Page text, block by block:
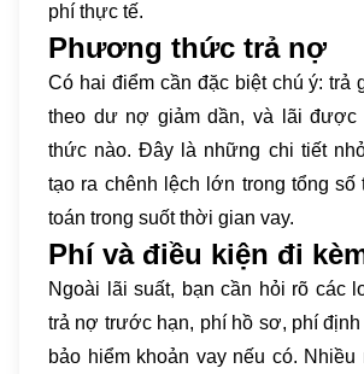
phí thực tế.
Phương thức trả nợ
Có hai điểm cần đặc biệt chú ý: trả
theo dư nợ giảm dần, và lãi được
thức nào. Đây là những chi tiết
tạo ra chênh lệch lớn trong tổng số
toán trong suốt thời gian vay.
Phí và điều kiện đi
Ngoài lãi suất, bạn cần hỏi rõ các
trả nợ trước hạn, phí hồ sơ, phí
bảo hiểm khoản vay nếu có.